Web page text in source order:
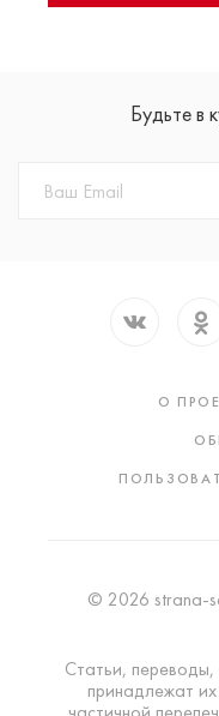
Будьте в
О
© 2026 strana-
Статьи,
принадлежат